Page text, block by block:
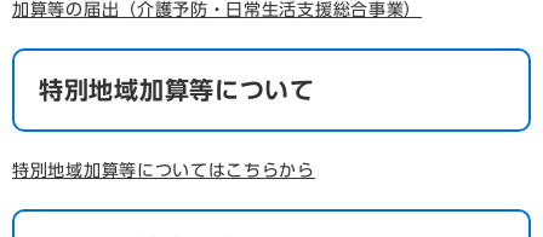
加算等の届出（介護予防・日常生活支援総合事業）
特別地域加算等について
特別地域加算等についてはこちらから